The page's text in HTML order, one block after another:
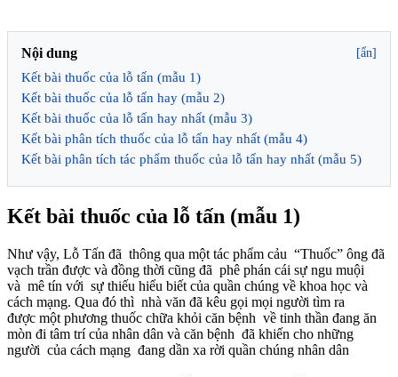
Nội dung [ẩn]
Kết bài thuốc của lỗ tấn (mẫu 1)
Kết bài thuốc của lỗ tấn hay (mẫu 2)
Kết bài thuốc của lỗ tấn hay nhất (mẫu 3)
Kết bài phân tích thuốc của lỗ tấn hay nhất (mẫu 4)
Kết bài phân tích tác phẩm thuốc của lỗ tấn hay nhất (mẫu 5)
Kết bài thuốc của lỗ tấn (mẫu 1)
Như vậy, Lỗ Tấn đã thông qua một tác phẩm cảu “Thuốc” ông đã
vạch trần được và đồng thời cũng đã phê phán cái sự ngu muội
và mê tín với sự thiếu hiểu biết của quần chúng về khoa học và
cách mạng. Qua đó thì nhà văn đã kêu gọi mọi người tìm ra
được một phương thuốc chữa khỏi căn bệnh về tinh thần đang ăn
mòn đi tâm trí của nhân dân và căn bệnh đã khiến cho những
người của cách mạng đang dần xa rời quần chúng nhân dân